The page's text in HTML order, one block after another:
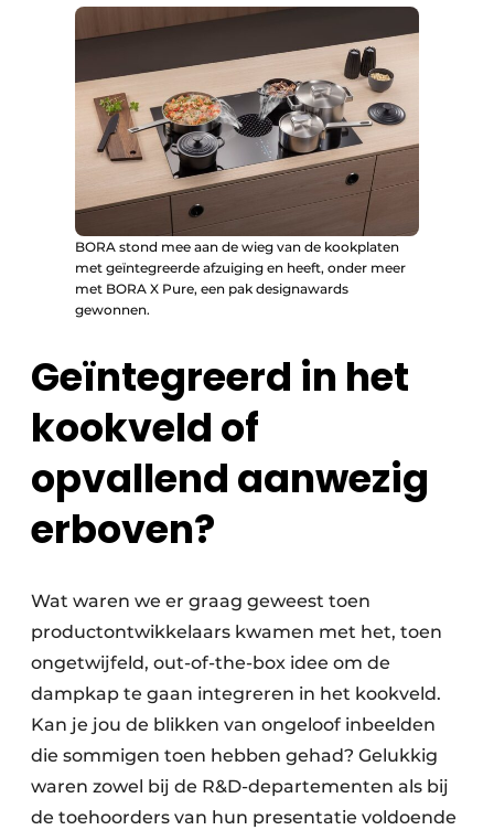
BORA stond mee aan de wieg van de kookplaten
met geïntegreerde afzuiging en heeft, onder meer
met BORA X Pure, een pak designawards
gewonnen.
Geïntegreerd in het
kookveld of
opvallend aanwezig
erboven?
Wat waren we er graag geweest toen
productontwikkelaars kwamen met het, toen
ongetwijfeld, out-of-the-box idee om de
dampkap te gaan integreren in het kookveld.
Kan je jou de blikken van ongeloof inbeelden
die sommigen toen hebben gehad? Gelukkig
waren zowel bij de R&D-departementen als bij
de toehoorders van hun presentatie voldoende